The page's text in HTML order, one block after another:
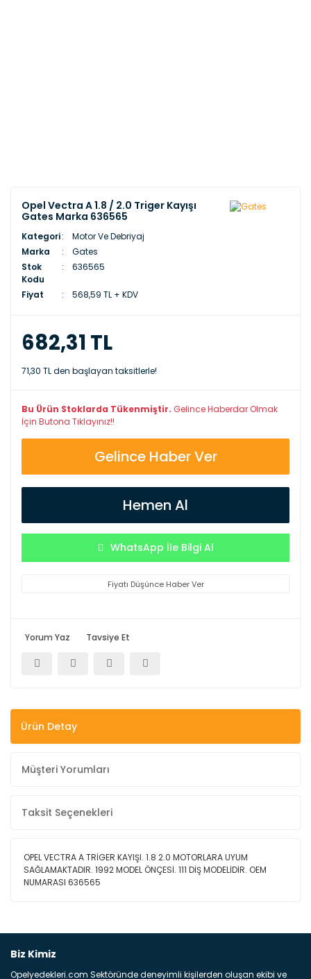
Opel Vectra A 1.8 / 2.0 Triger Kayışı
Gates Marka 636565
Kategori
Motor Ve Debriyaj
Marka
Gates
Stok
Kodu
636565
Fiyat 568,59 TL + KDV
682,31 TL
71,30 TL den başlayan taksitlerle!
Bu Ürün Stoklarda Tükenmiştir. Gelince Haberdar Olmak
İçin Butona Tıklayınız!!
Gelince Haber Ver
Hemen Al
WhatsApp İle Bilgi Al
Fiyatı Düşünce Haber Ver
Yorum Yaz Tavsiye Et
Ürün Detay
Müşteri Yorumları
Taksit Seçenekleri
OPEL VECTRA A TRİGER KAYIŞI. 1.8 2.0 MOTORLARA UYUM
SAĞLAMAKTADIR. 1992 MODEL ÖNÇESİ. 111 DİŞ MODELİDİR. OEM
NUMARASI 636565
Biz Kimiz
Opelyedekleri.com Sektöründe deneyimli kişilerden oluşan ekibi ve